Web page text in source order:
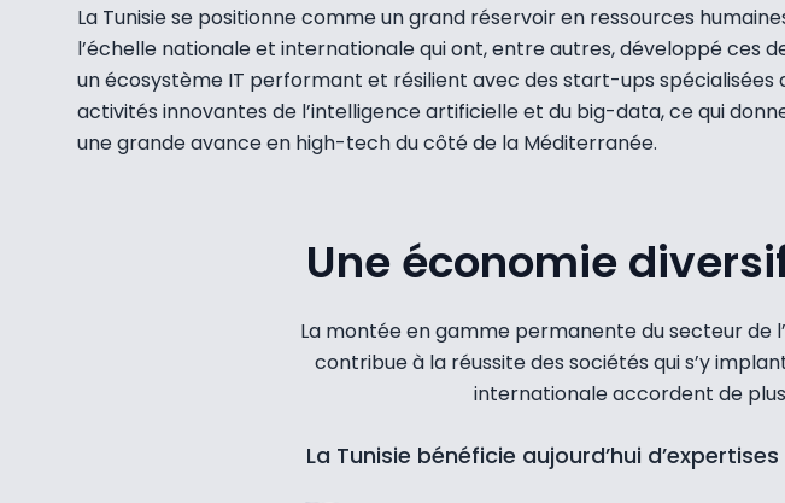
La Tunisie se positionne comme un grand réservoir en ressources
l’échelle nationale et internationale qui ont, entre autres, développé ces
un écosystème IT performant et résilient avec des start-ups spécialisées
activités innovantes de l’intelligence artificielle et du big-data, ce qui
une grande avance en high-tech du côté de la Méditerranée.
Une économie
La montée en gamme permanente du secteur de
contribue à la réussite des sociétés qui s’y
internationale accordent de
La Tunisie bénéficie aujourd’hui